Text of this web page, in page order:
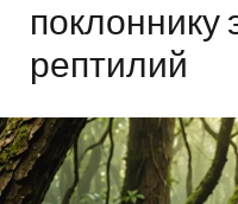
поклоннику
рептилий